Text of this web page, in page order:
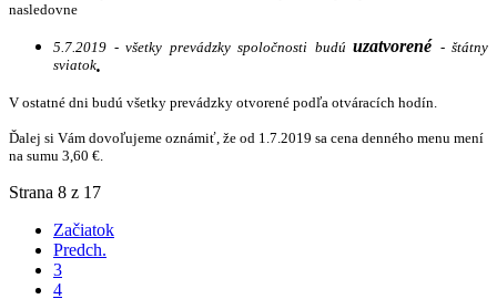
nasledovne
5.7.2019 - všetky prevádzky spoločnosti budú uzatvorené - štátny
sviatok.
V ostatné dni budú všetky prevádzky otvorené podľa otváracích hodín.
Ďalej si Vám dovoľujeme oznámiť, že od 1.7.2019 sa cena denného menu mení
na sumu 3,60 €.
Strana 8 z 17
Začiatok
Predch.
3
4